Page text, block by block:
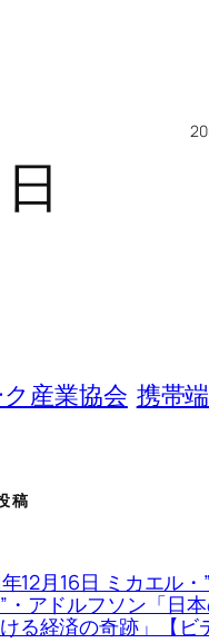
産業協会 携帯
稿
12月16日 ミカエル・
・アドルフソン「日
る経済の奇跡」【ビ